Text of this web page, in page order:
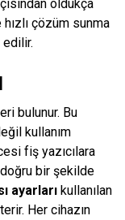
oldukça
hızlı çözüm sunma
edilir.
bulunur. Bu
kullanım
fiş yazıcılara
doğru bir şekilde
ayarları kullanılan
Her cihazın